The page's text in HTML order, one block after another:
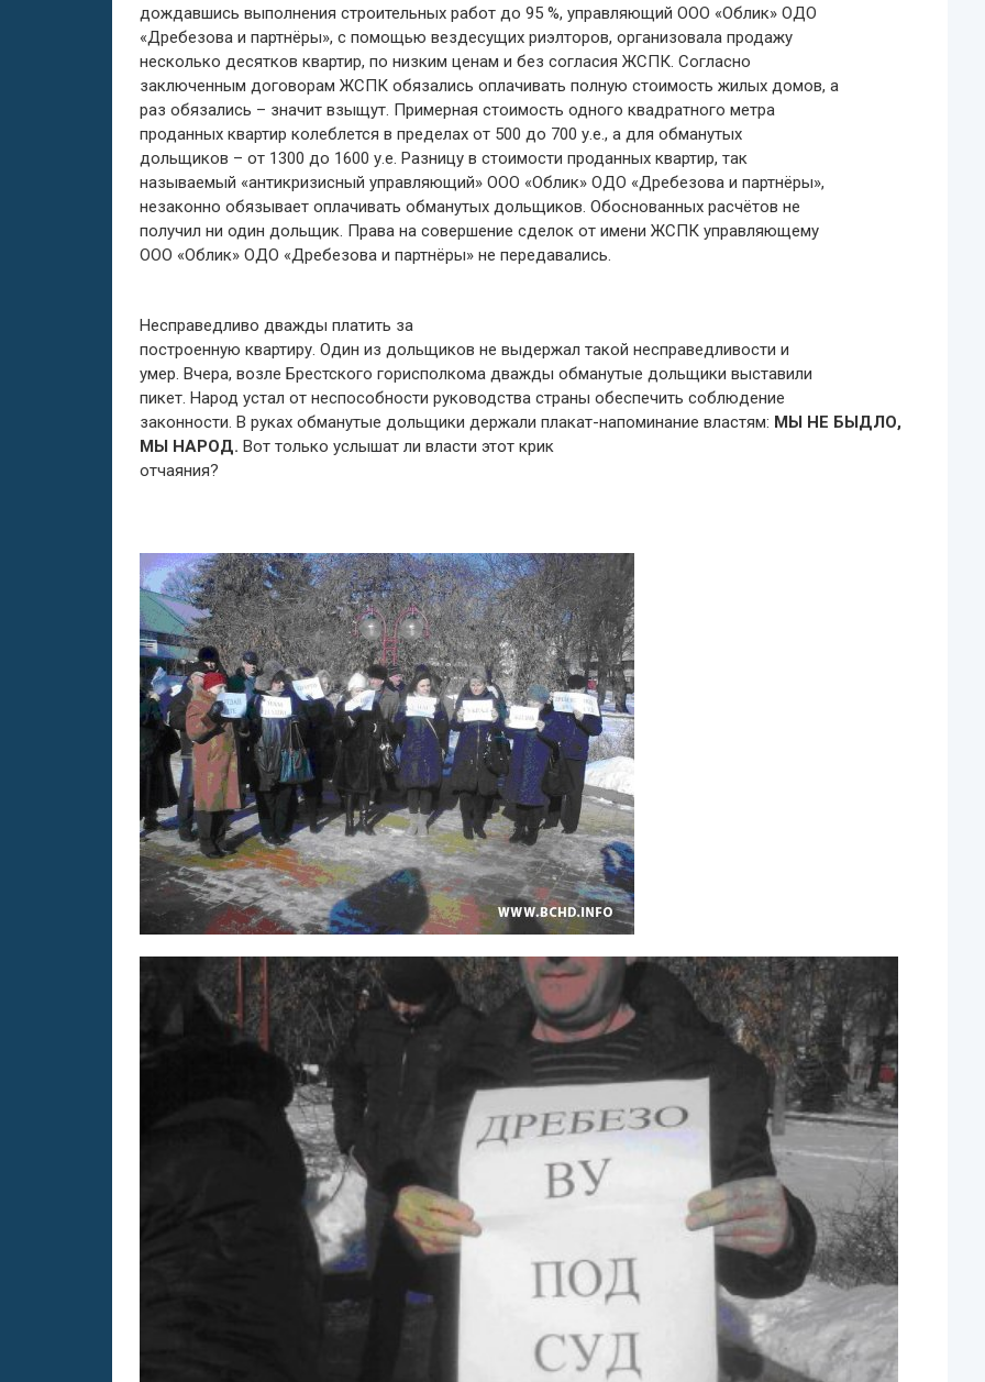
дождавшись выполнения строительных работ до 95 %, управляющий ООО «Облик» ОДО
«Дребезова и партнёры», с помощью вездесущих риэлторов, организовала продажу
несколько десятков квартир, по низким ценам и без согласия ЖСПК. Согласно
заключенным договорам ЖСПК обязались оплачивать полную стоимость жилых домов, а
раз обязались – значит взыщут. Примерная стоимость одного квадратного метра
проданных квартир колеблется в пределах от 500 до 700 у.е., а для обманутых
дольщиков – от 1300 до 1600 у.е. Разницу в стоимости проданных квартир, так
называемый «антикризисный управляющий» ООО «Облик» ОДО «Дребезова и партнёры»,
незаконно обязывает оплачивать обманутых дольщиков. Обоснованных расчётов не
получил ни один дольщик. Права на совершение сделок от имени ЖСПК управляющему
ООО «Облик» ОДО «Дребезова и партнёры» не передавались.
Несправедливо дважды платить за
построенную квартиру. Один из дольщиков не выдержал такой несправедливости и
умер. Вчера, возле Брестского горисполкома дважды обманутые дольщики выставили
пикет. Народ устал от неспособности руководства страны обеспечить соблюдение
законности. В руках обманутые дольщики держали плакат-напоминание властям: МЫ НЕ БЫДЛО,
МЫ НАРОД. Вот только услышат ли власти этот крик
отчаяния?